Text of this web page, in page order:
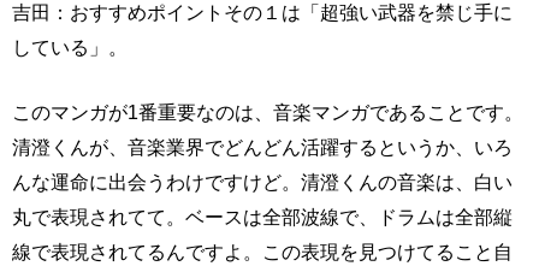
吉田：おすすめポイントその１は「超強い武器を禁じ手に
している」。
このマンガが1番重要なのは、音楽マンガであることです。
清澄くんが、音楽業界でどんどん活躍するというか、いろ
んな運命に出会うわけですけど。清澄くんの音楽は、白い
丸で表現されてて。ベースは全部波線で、ドラムは全部縦
線で表現されてるんですよ。この表現を見つけてること自